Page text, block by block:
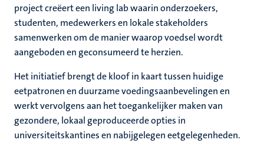
project creëert een living lab waarin onderzoekers,
studenten, medewerkers en lokale stakeholders
samenwerken om de manier waarop voedsel wordt
aangeboden en geconsumeerd te herzien.
Het initiatief brengt de kloof in kaart tussen huidige
eetpatronen en duurzame voedingsaanbevelingen en
werkt vervolgens aan het toegankelijker maken van
gezondere, lokaal geproduceerde opties in
universiteitskantines en nabijgelegen eetgelegenheden.